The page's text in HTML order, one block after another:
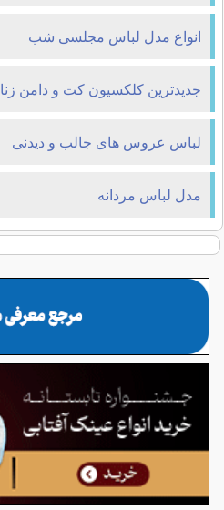
انواع مدل لباس مجلسی شب
جدیدترین کلکسیون کت و دامن
لباس عروس های جالب و دیدنی
مدل لباس مردانه